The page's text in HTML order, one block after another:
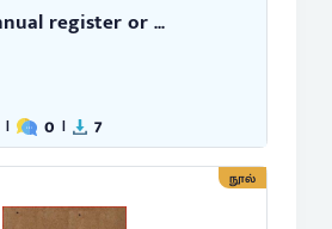
register or ...
| 0 | 7
நூல்